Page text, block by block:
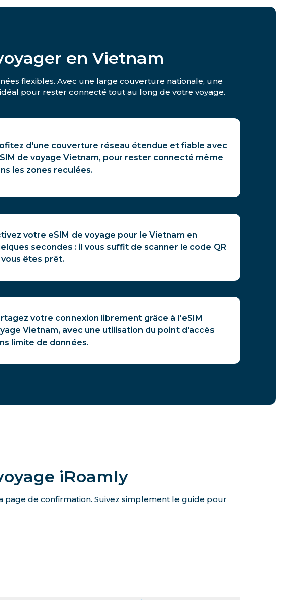
en Vietnam
flexibles. Avec une large couverture nationale, une
pour rester connecté tout au long de votre voyage.
d'une couverture réseau étendue et fiable avec
de voyage Vietnam, pour rester connecté même
les zones reculées.
votre eSIM de voyage pour le Vietnam en
secondes : il vous suffit de scanner le code QR
êtes prêt.
votre connexion librement grâce à l'eSIM
Vietnam, avec une utilisation du point d'accès
limite de données.
iRoamly
page de confirmation. Suivez simplement le guide pour